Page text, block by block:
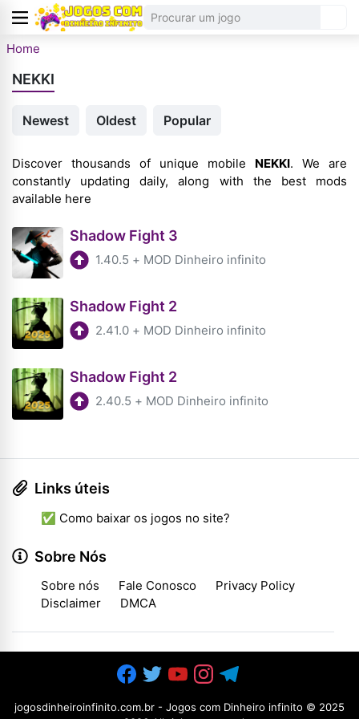
Home
NEKKI
Newest Oldest Popular
Discover thousands of unique mobile NEKKI. We are
constantly updating daily, along with the best mods
available here
Shadow Fight 3
1.40.5 + MOD Dinheiro infinito
Shadow Fight 2
2.41.0 + MOD Dinheiro infinito
Shadow Fight 2
2.40.5 + MOD Dinheiro infinito
Links úteis
✅ Como baixar os jogos no site?
Sobre Nós
Sobre nós Fale Conosco
Privacy Policy
Disclaimer
DMCA
jogosdinheiroinfinito.com.br - Jogos com Dinheiro infinito © 2025